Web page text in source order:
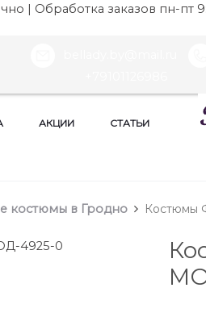
| Обработка заказов пн-пт
АКЦИИ СТАТЬИ
костюмы в Гродно Костюмы